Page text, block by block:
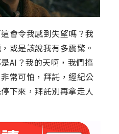
會令我感到失望嗎？我
或是該說我有多震驚。
AI？我的天啊，我們搞
常可怕，拜託，經紀公
下來，拜託別再拿走人